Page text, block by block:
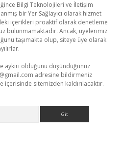
Bilgi Teknolojileri ve İletişim
bir Yer Sağlayıcı olarak hizmet
içerikleri proaktif olarak denetleme
bulunmamaktadır. Ancak, üyelerimiz
taşımakta olup, siteye üye olarak
aykırı olduğunu düşündüğünüz
adresine bildirmeniz
sitemizden kaldırılacaktır.